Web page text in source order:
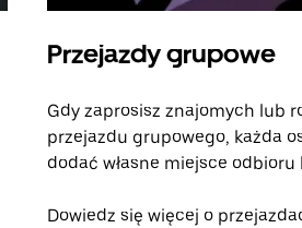
Przejazdy grupowe
Gdy zaprosisz znajomych lub
przejazdu grupowego, każda
dodać własne miejsce odbioru
Dowiedz się więcej o